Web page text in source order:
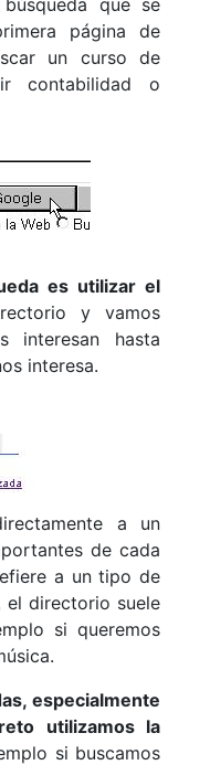
página de
un curso de
contabilidad o
es utilizar el
y vamos
interesan hasta
interesa.
a un
de cada
a un tipo de
el directorio suele
si queremos
especialmente
utilizamos la
si buscamos